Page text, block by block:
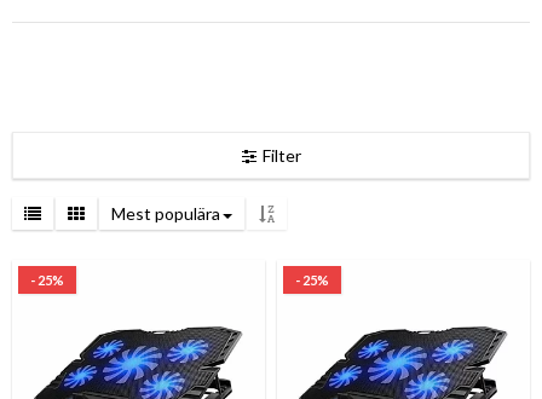
Filter
Mest populära
- 25% - 25%